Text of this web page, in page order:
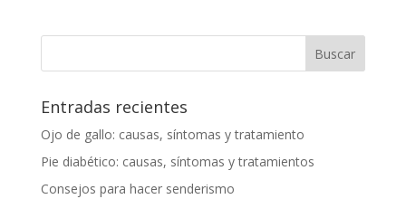
Entradas recientes
Ojo de gallo: causas, síntomas y tratamiento
Pie diabético: causas, síntomas y tratamientos
Consejos para hacer senderismo